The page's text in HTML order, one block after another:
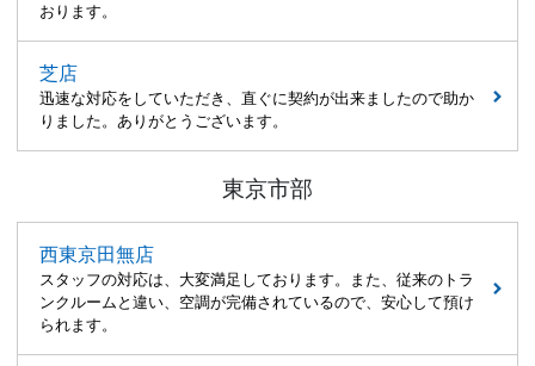
おります。
芝店
迅速な対応をしていただき、直ぐに契約が出来ましたので助か
りました。ありがとうございます。
東京市部
西東京田無店
スタッフの対応は、大変満足しております。また、従来のトラ
ンクルームと違い、空調が完備されているので、安心して預け
られます。